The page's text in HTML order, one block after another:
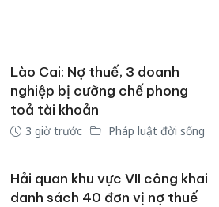
Lào Cai: Nợ thuế, 3 doanh
nghiệp bị cưỡng chế phong
toả tài khoản
3 giờ trước Pháp luật đời sống
Hải quan khu vực VII công khai
danh sách 40 đơn vị nợ thuế